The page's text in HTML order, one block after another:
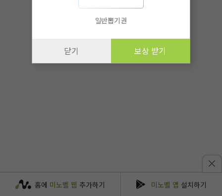
일반뽑기권
닫기 보상 받기
홈에 미노벨 웹 추가하기 미노벨 앱 설치하기